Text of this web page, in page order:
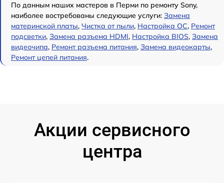
По данным наших мастеров в Перми по ремонту Sony,
наиболее востребованы следующие услуги: Замена
материнской платы, Чистка от пыли, Настройка ОС, Ремонт
подсветки, Замена разъема HDMI, Настройка BIOS, Замена
видеочипа, Ремонт разъема питания, Замена видеокарты,
Ремонт цепей питания.
Акции сервисного
центра